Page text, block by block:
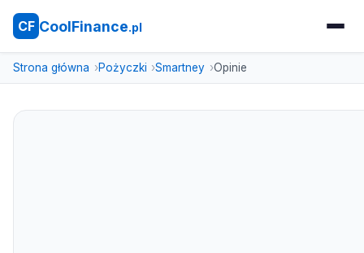
CF CoolFinance.pl
Strona główna Pożyczki Smartney Opinie